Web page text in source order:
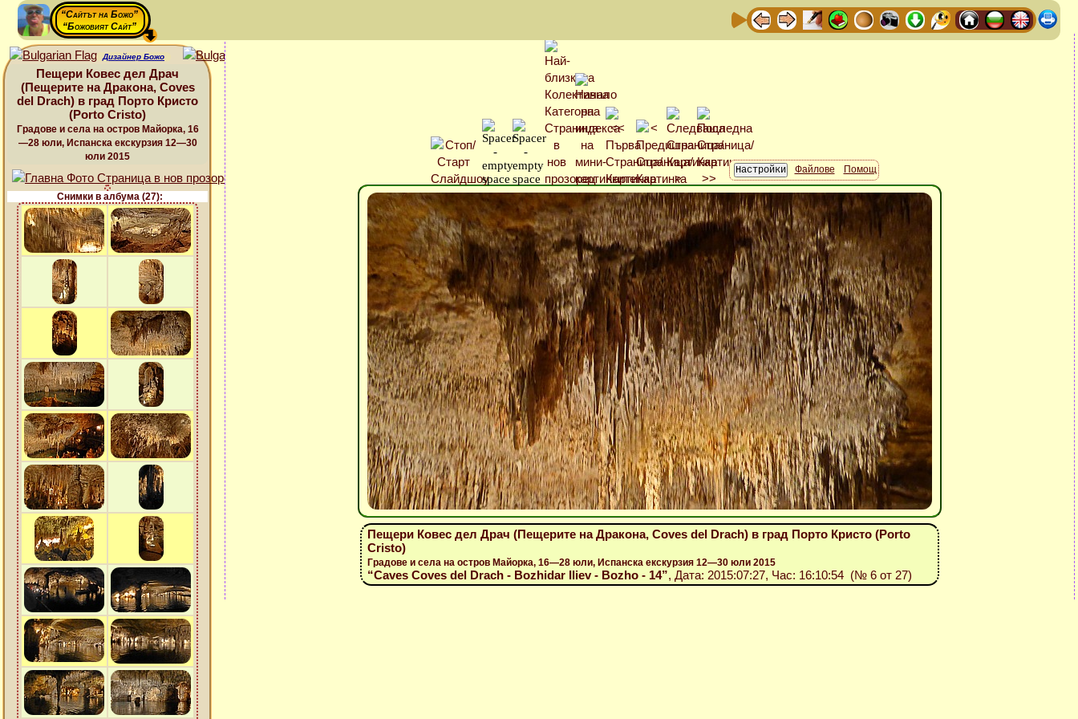
“Сайтът на Божо”
“Божовият Сайт”
Дизайнер Божо
Пещери Ковес дел Драч
(Пещерите на Дракона, Coves
del Drach) в град Порто Кристо
(Porto Cristo)
Градове и села на остров Майорка, 16
—28 юли, Испанска екскурзия 12—30
юли 2015
Снимки в албума (27):
Файлове Помощ
Пещери Ковес дел Драч (Пещерите на Дракона, Coves del Drach) в град Порто Кристо (Porto
Cristo)
Градове и села на остров Майорка, 16—28 юли, Испанска екскурзия 12—30 юли 2015
“Caves Coves del Drach - Bozhidar Iliev - Bozho - 14”, Дата: 2015:07:27, Час: 16:10:54 (№ 6 от 27)